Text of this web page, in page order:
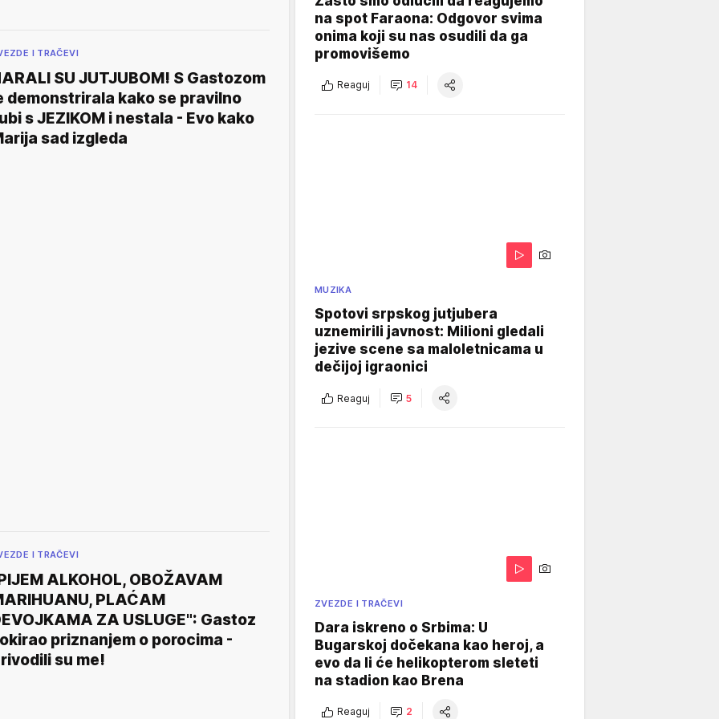
I TRAČEVI
SU JUTJUBOM! S Gastozom
demonstrirala kako se pravilno
s JEZIKOM i nestala - Evo kako
sad izgleda
I TRAČEVI
ALKOHOL, OBOŽAVAM
PLAĆAM
ZA USLUGE": Gastoz
priznanjem o porocima -
su me!
na spot Faraona: Odgovor svima
onima koji su nas osudili da ga
promovišemo
Reaguj 14
MUZIKA
Spotovi srpskog jutjubera
uznemirili javnost: Milioni gledali
jezive scene sa maloletnicama u
dečijoj igraonici
Reaguj 5
ZVEZDE I TRAČEVI
Dara iskreno o Srbima: U
Bugarskoj dočekana kao heroj, a
evo da li će helikopterom sleteti
na stadion kao Brena
Reaguj 2